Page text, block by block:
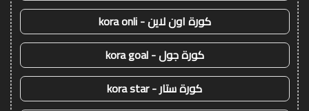
كورة اون لاين - kora onli
كورة جول - kora goal
كورة ستار - kora star